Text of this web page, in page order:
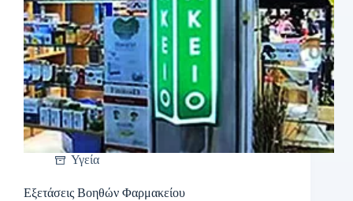
Υγεία
Εξετάσεις Βοηθών Φαρμακείου